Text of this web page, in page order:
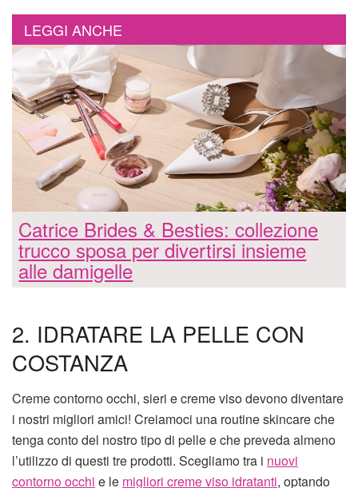
LEGGI ANCHE
Catrice Brides & Besties: collezione
trucco sposa per divertirsi insieme
alle damigelle
2. IDRATARE LA PELLE CON
COSTANZA
Creme contorno occhi, sieri e creme viso devono diventare
i nostri migliori amici! Creiamoci una routine skincare che
tenga conto del nostro tipo di pelle e che preveda almeno
l’utilizzo di questi tre prodotti. Scegliamo tra i nuovi
contorno occhi e le migliori creme viso idratanti, optando